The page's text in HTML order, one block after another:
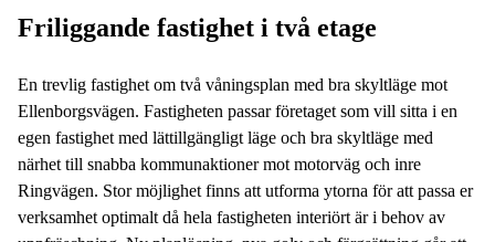
Friliggande fastighet i två etage
En trevlig fastighet om två våningsplan med bra skyltläge mot
Ellenborgsvägen. Fastigheten passar företaget som vill sitta i en
egen fastighet med lättillgängligt läge och bra skyltläge med
närhet till snabba kommunaktioner mot motorväg och inre
Ringvägen. Stor möjlighet finns att utforma ytorna för att passa er
verksamhet optimalt då hela fastigheten interiört är i behov av